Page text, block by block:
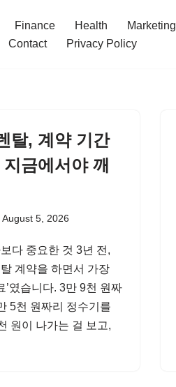
Finance Health Marketing
Contact Privacy Policy
탈, 계약 기간
금에서야 깨
August 5, 2026
다 중요한 것 3년 전,
계약을 하면서 가장
’였습니다. 3만 9천 원짜
5천 원짜리 정수기를
원이 나가는 걸 보고,